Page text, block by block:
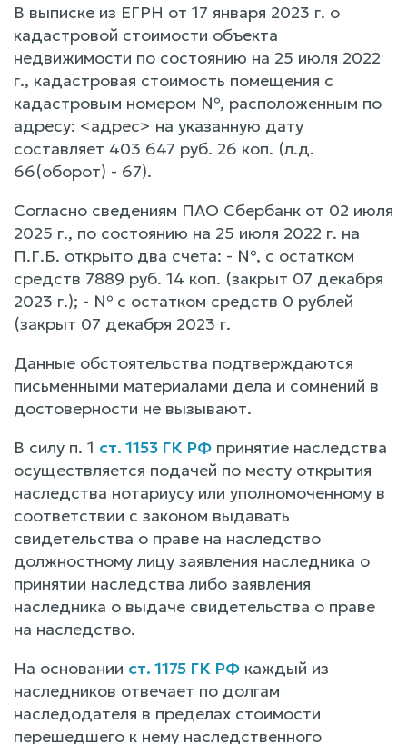
В выписке из ЕГРН от 17 января 2023 г. о
кадастровой стоимости объекта
недвижимости по состоянию на 25 июля 2022
г., кадастровая стоимость помещения с
кадастровым номером №, расположенным по
адресу: <адрес> на указанную дату
составляет 403 647 руб. 26 коп. (л.д.
66(оборот) - 67).
Согласно сведениям ПАО Сбербанк от 02 июля
2025 г., по состоянию на 25 июля 2022 г. на
П.Г.Б. открыто два счета: - №, с остатком
средств 7889 руб. 14 коп. (закрыт 07 декабря
2023 г.); - № с остатком средств 0 рублей
(закрыт 07 декабря 2023 г.
Данные обстоятельства подтверждаются
письменными материалами дела и сомнений в
достоверности не вызывают.
В силу п. 1 ст. 1153 ГК РФ принятие наследства
осуществляется подачей по месту открытия
наследства нотариусу или уполномоченному в
соответствии с законом выдавать
свидетельства о праве на наследство
должностному лицу заявления наследника о
принятии наследства либо заявления
наследника о выдаче свидетельства о праве
на наследство.
На основании ст. 1175 ГК РФ каждый из
наследников отвечает по долгам
наследодателя в пределах стоимости
перешедшего к нему наследственного